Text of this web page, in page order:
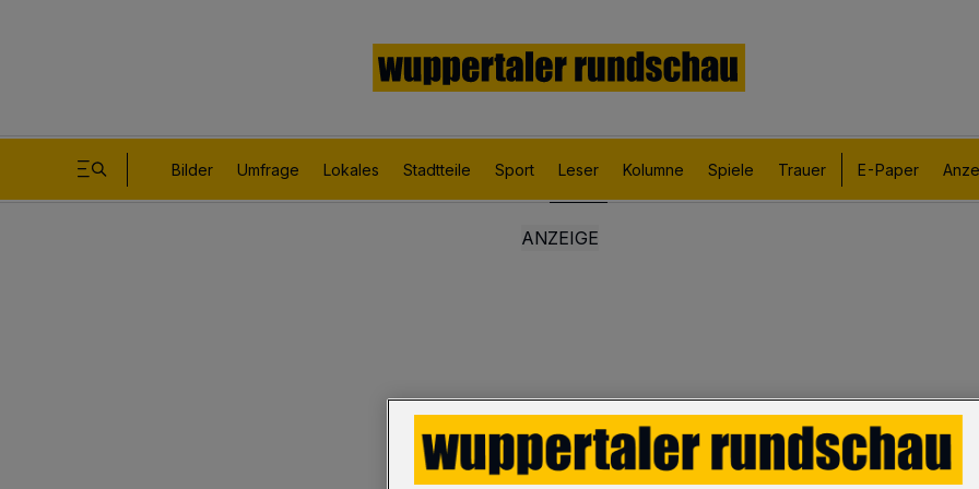
Bilder Umfrage Lokales Stadtteile Sport Leser Kolumne Spiele Trauer E-Paper